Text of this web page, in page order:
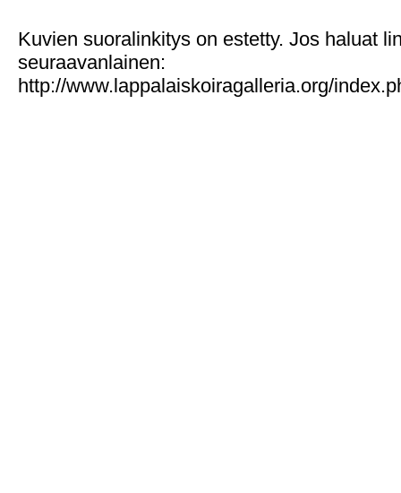
Kuvien suoralinkitys on estetty. Jos haluat
seuraavanlainen:
http://www.lappalaiskoiragalleria.org/